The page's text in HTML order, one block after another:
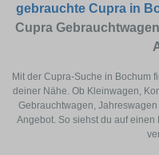
gebrauchte Cupra in
Cupra
Mit der Cupra-Suche in Bochum
deiner Nähe. Ob Kleinwagen,
Gebrauchtwagen,
Angebot. So siehst du auf